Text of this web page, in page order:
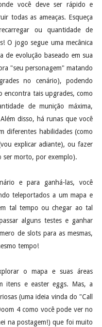
você deve ser rápido e
todas as ameaças. Esqueça
ou quantidade de
O jogo segue uma mecânica
de evolução baseado em sua
"seu personagem" matando
no cenário), podendo
encontra tais upgrades, como
de munição máxima,
disso, há runas que você
diferentes habilidades (como
explicar adiante), ou fazer
ser morto, por exemplo).
e para ganhá-las, você
teleportados a um mapa e
tal tempo ou chegar ao tal
alguns testes e ganhar
de slots para as mesmas,
tempo!
o mapa e suas áreas
itens e easter eggs. Mas, a
(uma ideia vinda do "Call
4 como você pode ver no
na postagem!) que foi muito